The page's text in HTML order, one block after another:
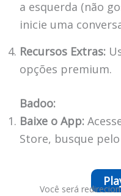
a esquerda (não
inicie uma
Recursos Extras:
opções premium.
Badoo:
Baixe o App:
Store, busque pelo
Você será